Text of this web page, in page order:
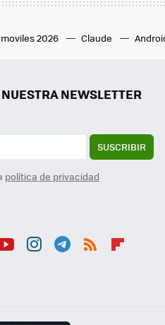
2026 Claude
NEWSLETTER
SUSCRIBIR
política de privacidad